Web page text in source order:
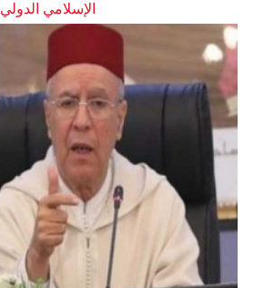
الإسلامي الدولي